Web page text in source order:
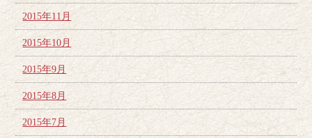
2015年11月
2015年10月
2015年9月
2015年8月
2015年7月